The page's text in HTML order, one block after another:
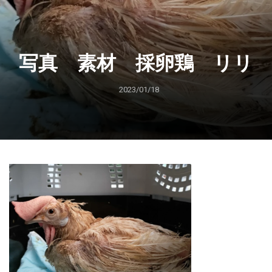
写真 素材 採卵鶏 リリ
2023/01/18